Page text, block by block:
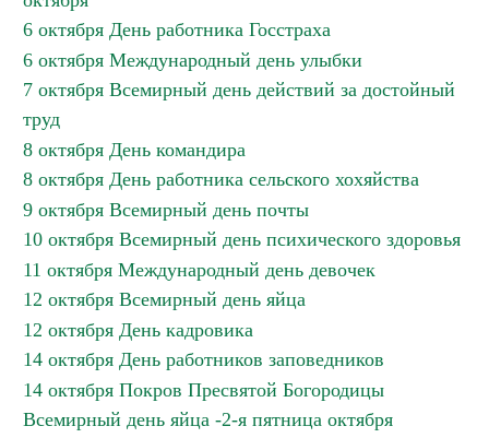
6 октября День работника Госстраха
6 октября Международный день улыбки
7 октября Всемирный день действий за достойный
труд
8 октября День командира
8 октября День работника сельского хохяйства
9 октября Всемирный день почты
10 октября Всемирный день психического здоровья
11 октября Международный день девочек
12 октября Всемирный день яйца
12 октября День кадровика
14 октября День работников заповедников
14 октября Покров Пресвятой Богородицы
Всемирный день яйца -2-я пятница октября